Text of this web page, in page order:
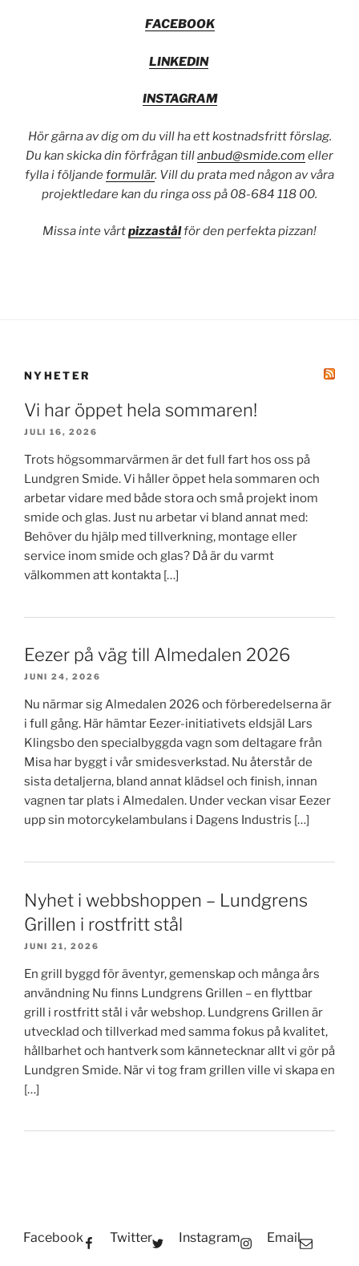
FACEBOOK
LINKEDIN
INSTAGRAM
Hör gärna av dig om du vill ha ett kostnadsfritt förslag.
Du kan skicka din förfrågan tillanbud@smide.com eller
fylla i följandeformulär. Vill du prata med någon av våra
projektledare kan du ringa oss på 08-684 118 00.
Missa inte vårtpizzastålför den perfekta pizzan!
NYHETER
Vi har öppet hela sommaren!
JULI 16, 2026
Trots högsommarvärmen är det full fart hos oss på
Lundgren Smide. Vi håller öppet hela sommaren och
arbetar vidare med både stora och små projekt inom
smide och glas. Just nu arbetar vi bland annat med:
Behöver du hjälp med tillverkning, montage eller
service inom smide och glas? Då är du varmt
välkommen att kontakta […]
Eezer på väg till Almedalen 2026
JUNI 24, 2026
Nu närmar sig Almedalen 2026 och förberedelserna är
i full gång. Här hämtar Eezer-initiativets eldsjäl Lars
Klingsbo den specialbyggda vagn som deltagare från
Misa har byggt i vår smidesverkstad. Nu återstår de
sista detaljerna, bland annat klädsel och finish, innan
vagnen tar plats i Almedalen. Under veckan visar Eezer
upp sin motorcykelambulans i Dagens Industris […]
Nyhet i webbshoppen – Lundgrens
Grillen i rostfritt stål
JUNI 21, 2026
En grill byggd för äventyr, gemenskap och många års
användning Nu finns Lundgrens Grillen – en flyttbar
grill i rostfritt stål i vår webshop. Lundgrens Grillen är
utvecklad och tillverkad med samma fokus på kvalitet,
hållbarhet och hantverk som kännetecknar allt vi gör på
Lundgren Smide. När vi tog fram grillen ville vi skapa en
[…]
Facebook Twitter Instagram Email